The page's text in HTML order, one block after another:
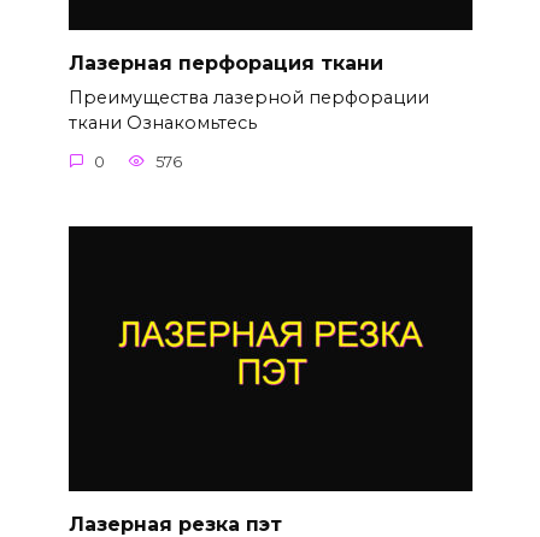
Лазерная перфорация ткани
Преимущества лазерной перфорации
ткани Ознакомьтесь
0 576
Лазерная резка пэт